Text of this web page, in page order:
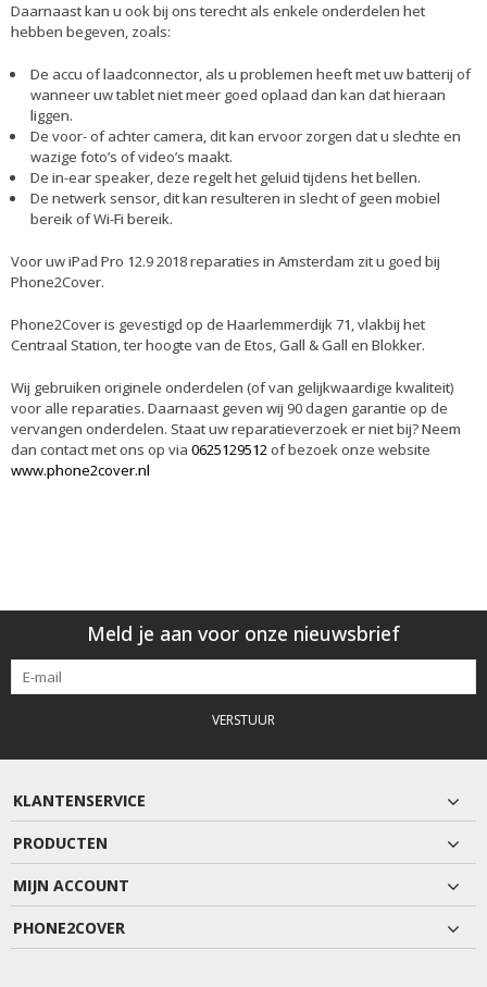
Daarnaast kan u ook bij ons terecht als enkele onderdelen het
hebben begeven, zoals:
De accu of laadconnector, als u problemen heeft met uw batterij of
wanneer uw tablet niet meer goed oplaad dan kan dat hieraan
liggen.
De voor- of achter camera, dit kan ervoor zorgen dat u slechte en
wazige foto’s of video’s maakt.
De in-ear speaker, deze regelt het geluid tijdens het bellen.
De netwerk sensor, dit kan resulteren in slecht of geen mobiel
bereik of Wi-Fi bereik.
Voor uw iPad Pro 12.9 2018 reparaties in Amsterdam zit u goed bij
Phone2Cover.
Phone2Cover is gevestigd op de Haarlemmerdijk 71, vlakbij het
Centraal Station, ter hoogte van de Etos, Gall & Gall en Blokker.
Wij gebruiken originele onderdelen (of van gelijkwaardige kwaliteit)
voor alle reparaties. Daarnaast geven wij 90 dagen garantie op de
vervangen onderdelen. Staat uw reparatieverzoek er niet bij? Neem
dan contact met ons op via 0625129512of bezoek onze website
www.phone2cover.nl
Meld je aan voor onze nieuwsbrief
VERSTUUR
KLANTENSERVICE
PRODUCTEN
MIJN ACCOUNT
PHONE2COVER